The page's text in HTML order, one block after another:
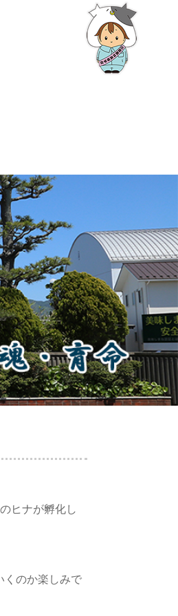
ヒナが孵化し
くのか楽しみで